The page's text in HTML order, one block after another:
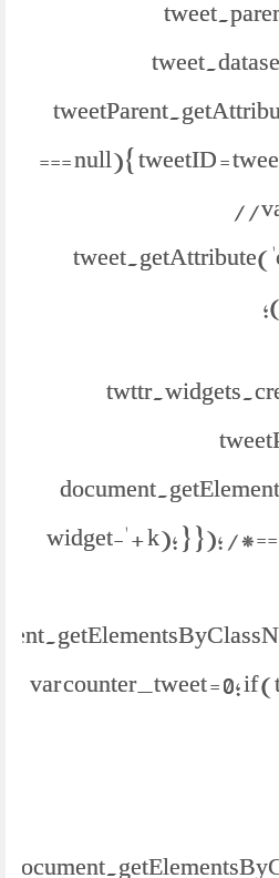
=== null){ tweetID =
//
widget-' + k); } }); /
var counter_tweet = 0; if